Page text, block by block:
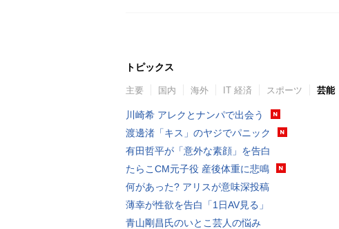
トピックス
主要 国内 海外 IT 経済 スポーツ 芸能
川崎希 アレクとナンパで出会う
渡邊渚「キス」のヤジでパニック
有田哲平が「意外な素顔」を告白
たらこCM元子役 産後体重に悲鳴
何があった? アリスが意味深投稿
薄幸が性欲を告白「1日AV見る」
青山剛昌氏のいとこ芸人の悩み